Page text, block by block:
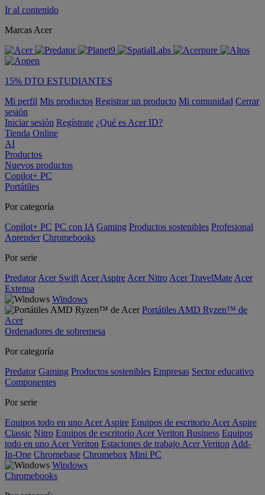
Ir al contenido
Marcas Acer
15% DTO ESTUDIANTES
Mi perfil Mis productos Registrar un producto Mi comunidad Cerrar
sesión
Iniciar sesión Regístrate ¿Qué es Acer ID?
Tienda Online
AI
Productos
Nuevos productos
Copilot+ PC
Portátiles
Por categoría
Copilot+ PC PC con IA Gaming Productos sostenibles Profesional
Aprender Chromebooks
Por serie
Predator Acer Swift Acer Aspire Acer Nitro Acer TravelMate Acer
Extensa
Windows
Portátiles AMD Ryzen™ de
Acer
Ordenadores de sobremesa
Por categoría
Predator Gaming Productos sostenibles Empresas Sector educativo
Componentes
Por serie
Equipos todo en uno Acer Aspire Equipos de escritorio Acer Aspire
Classic Nitro Equipos de escritorio Acer Veriton Business Equipos
todo en uno Acer Veriton Estaciones de trabajo Acer Veriton Add-
In-One Chromebase Chromebox Mini PC
Windows
Chromebooks